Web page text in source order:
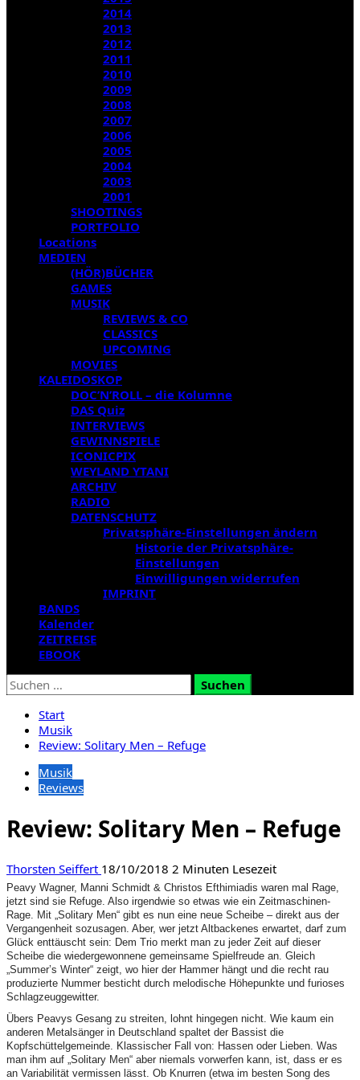
2014
2013
2012
2011
2010
2009
2008
2007
2006
2005
2004
2003
2001
SHOOTINGS
PORTFOLIO
Locations
MEDIEN
(HÖR)BÜCHER
GAMES
MUSIK
REVIEWS & CO
CLASSICS
UPCOMING
MOVIES
KALEIDOSKOP
DOC’N’ROLL – die Kolumne
DAS Quiz
INTERVIEWS
GEWINNSPIELE
ICONICPIX
WEYLAND YTANI
ARCHIV
RADIO
DATENSCHUTZ
Privatsphäre-Einstellungen ändern
Historie der Privatsphäre-
Einstellungen
Einwilligungen widerrufen
IMPRINT
BANDS
Kalender
ZEITREISE
EBOOK
Suchen
nach:
Start
Musik
Review: Solitary Men – Refuge
Musik
Reviews
Review: Solitary Men – Refuge
Thorsten Seiffert 18/10/2018 2 Minuten Lesezeit
Peavy Wagner, Manni Schmidt & Christos Efthimiadis waren mal Rage,
jetzt sind sie Refuge. Also irgendwie so etwas wie ein Zeitmaschinen-
Rage. Mit „Solitary Men“ gibt es nun eine neue Scheibe – direkt aus der
Vergangenheit sozusagen. Aber, wer jetzt Altbackenes erwartet, darf zum
Glück enttäuscht sein: Dem Trio merkt man zu jeder Zeit auf dieser
Scheibe die wiedergewonnene gemeinsame Spielfreude an. Gleich
„Summer’s Winter“ zeigt, wo hier der Hammer hängt und die recht rau
produzierte Nummer besticht durch melodische Höhepunkte und furioses
Schlagzeuggewitter.
Übers Peavys Gesang zu streiten, lohnt hingegen nicht. Wie kaum ein
anderen Metalsänger in Deutschland spaltet der Bassist die
Kopfschüttelgemeinde. Klassischer Fall von: Hassen oder Lieben. Was
man ihm auf „Solitary Men“ aber niemals vorwerfen kann, ist, dass er es
an Variabilität vermissen lässt. Ob Knurren (etwa im besten Song des